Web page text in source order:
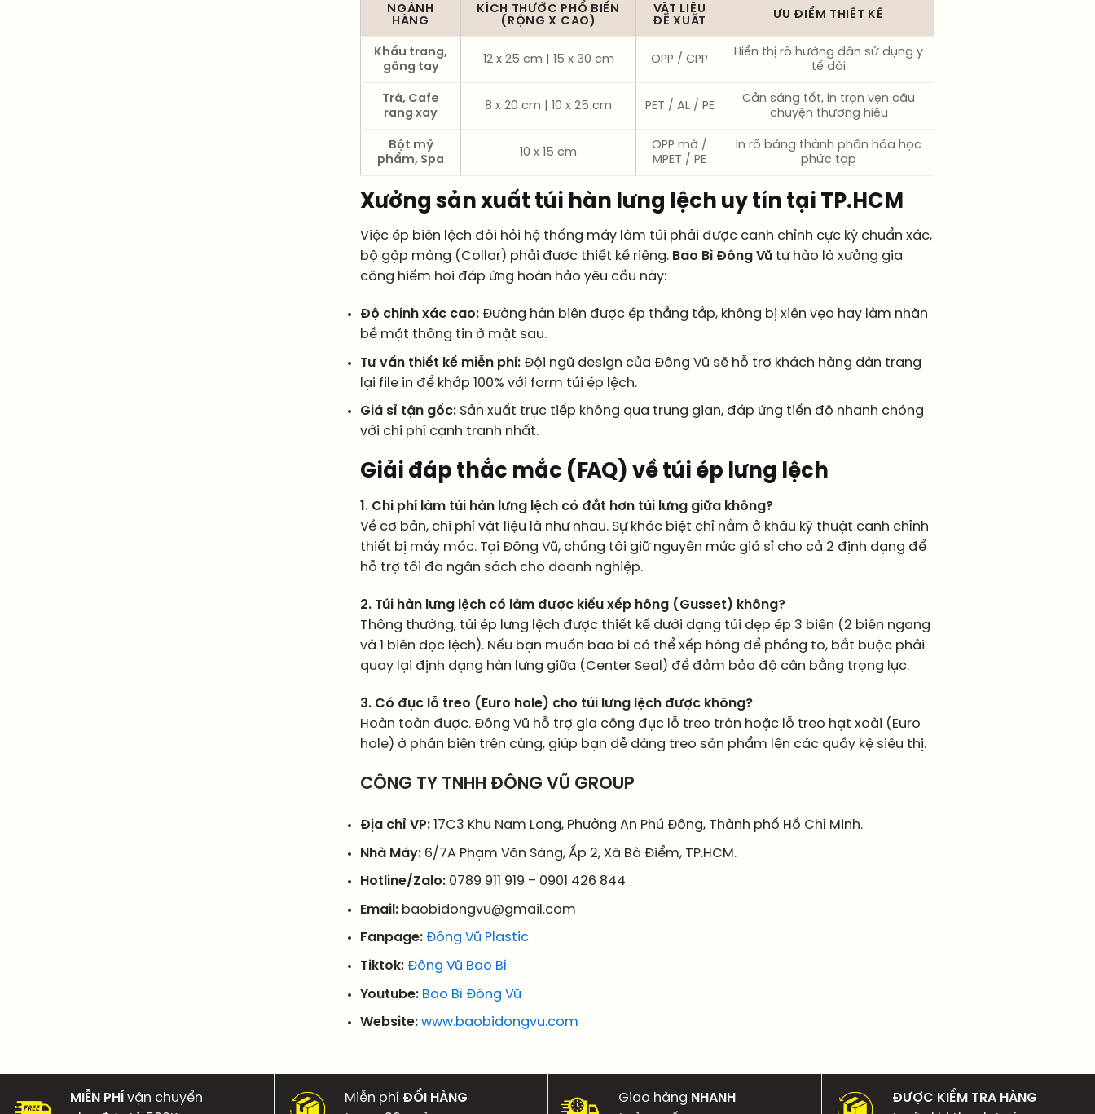
NGÀNH
HÀNG
KÍCH THƯỚC PHỔ BIẾN
(RỘNG X CAO)
VẬT LIỆU
ĐỀ XUẤT
ƯU ĐIỂM THIẾT KẾ
Khẩu trang,
găng tay
12 x 25 cm | 15 x 30 cm OPP / CPP
Hiển thị rõ hướng dẫn sử dụng y
tế dài
Trà, Cafe
rang xay
8 x 20 cm | 10 x 25 cm PET / AL / PE
Cản sáng tốt, in trọn vẹn câu
chuyện thương hiệu
Bột mỹ
phẩm, Spa
10 x 15 cm
OPP mờ /
MPET / PE
In rõ bảng thành phần hóa học
phức tạp
Xưởng sản xuất túi hàn lưng lệch uy tín tại TP.HCM
Việc ép biên lệch đòi hỏi hệ thống máy làm túi phải được canh chỉnh cực kỳ chuẩn xác,
bộ gập màng (Collar) phải được thiết kế riêng. Bao Bì Đông Vũ tự hào là xưởng gia
công hiếm hoi đáp ứng hoàn hảo yêu cầu này:
Độ chính xác cao: Đường hàn biên được ép thẳng tắp, không bị xiên vẹo hay làm nhăn
bề mặt thông tin ở mặt sau.
Tư vấn thiết kế miễn phí: Đội ngũ design của Đông Vũ sẽ hỗ trợ khách hàng dàn trang
lại file in để khớp 100% với form túi ép lệch.
Giá sỉ tận gốc: Sản xuất trực tiếp không qua trung gian, đáp ứng tiến độ nhanh chóng
với chi phí cạnh tranh nhất.
Giải đáp thắc mắc (FAQ) về túi ép lưng lệch
1. Chi phí làm túi hàn lưng lệch có đắt hơn túi lưng giữa không?
Về cơ bản, chi phí vật liệu là như nhau. Sự khác biệt chỉ nằm ở khâu kỹ thuật canh chỉnh
thiết bị máy móc. Tại Đông Vũ, chúng tôi giữ nguyên mức giá sỉ cho cả 2 định dạng để
hỗ trợ tối đa ngân sách cho doanh nghiệp.
2. Túi hàn lưng lệch có làm được kiểu xếp hông (Gusset) không?
Thông thường, túi ép lưng lệch được thiết kế dưới dạng túi dẹp ép 3 biên (2 biên ngang
và 1 biên dọc lệch). Nếu bạn muốn bao bì có thể xếp hông để phồng to, bắt buộc phải
quay lại định dạng hàn lưng giữa (Center Seal) để đảm bảo độ cân bằng trọng lực.
3. Có đục lỗ treo (Euro hole) cho túi lưng lệch được không?
Hoàn toàn được. Đông Vũ hỗ trợ gia công đục lỗ treo tròn hoặc lỗ treo hạt xoài (Euro
hole) ở phần biên trên cùng, giúp bạn dễ dàng treo sản phẩm lên các quầy kệ siêu thị.
CÔNG TY TNHH ĐÔNG VŨ GROUP
Địa chỉ VP: 17C3 Khu Nam Long, Phường An Phú Đông, Thành phố Hồ Chí Minh.
Nhà Máy: 6/7A Phạm Văn Sáng, Ấp 2, Xã Bà Điểm, TP.HCM.
Hotline/Zalo: 0789 911 919 – 0901 426 844
Email: baobidongvu@gmail.com
Fanpage: Đông Vũ Plastic
Tiktok: Đông Vũ Bao Bì
Youtube: Bao Bì Đông Vũ
Website: www.baobidongvu.com
MIỄN PHÍ
vận chuyển
Miễn phí ĐỔI HÀNG
Giao hàng NHANH
ĐƯỢC KIỂM TRA HÀNG